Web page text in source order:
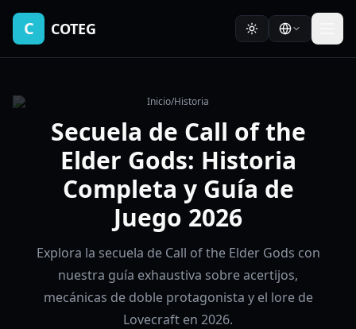
C COTEG
Inicio/Historia
Secuela de Call of the
Elder Gods: Historia
Completa y Guía de
Juego 2026
Explora la secuela de Call of the Elder Gods con
nuestra guía exhaustiva sobre acertijos,
mecánicas de doble protagonista y el lore de
Lovecraft en 2026.